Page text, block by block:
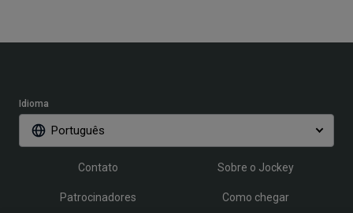
Idioma
Português
Contato Sobre o Jockey
Patrocinadores Como chegar